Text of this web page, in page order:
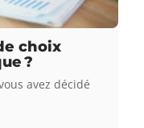
choix
?
avez décidé